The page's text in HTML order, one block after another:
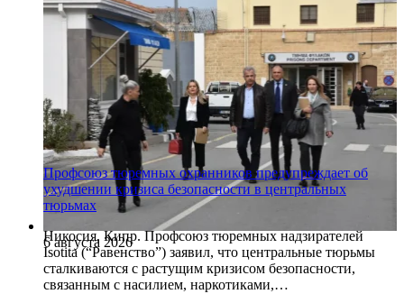
6 августа 2026
Профсоюз тюремных охранников предупреждает об
ухудшении кризиса безопасности в центральных
тюрьмах
Никосия, Кипр. Профсоюз тюремных надзирателей
Isotita (“Равенство”) заявил, что центральные тюрьмы
сталкиваются с растущим кризисом безопасности,
связанным с насилием, наркотиками,…